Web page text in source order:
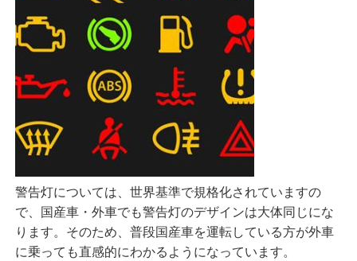
警告灯については、世界基準で規格化されていますの
で、国産車・外車でも警告灯のデザインは大体同じにな
ります。 そのため、普段国産車を運転している方が外車
に乗っても直感的にわかるようになっています。